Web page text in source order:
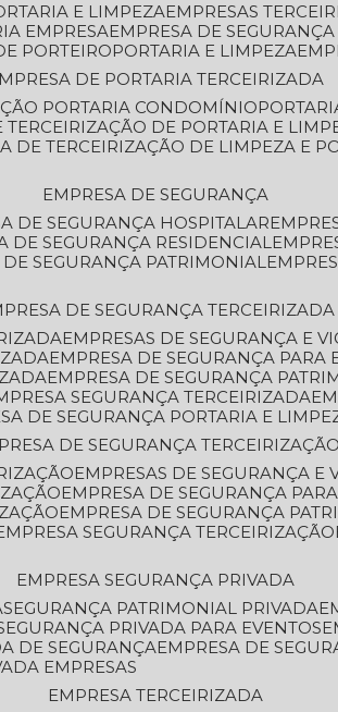
E LIMPEZA
EMPRESAS
EMPRESA
EMPRESA DE
PORTEIRO PORTARIA E LIMPEZA
EMPRESA DE PORTARIA TERCEIRIZADA
PORTARIA CONDOMÍNIO
TERCEIRIZAÇÃO DE PORTARIA E
DE TERCEIRIZAÇÃO DE LIMPEZA E
EMPRESA DE SEGURANÇA
DE SEGURANÇA HOSPITALAR
DE SEGURANÇA RESIDENCIAL
DE SEGURANÇA PATRIMONIAL
DE SEGURANÇA TERCEIRIZADA
EMPRESAS DE SEGURANÇA E
EMPRESA DE SEGURANÇA
EMPRESA DE SEGURANÇA
SEGURANÇA TERCEIRIZADA
DE SEGURANÇA PORTARIA E
DE SEGURANÇA TERCEIRIZAÇÃO
EMPRESAS DE SEGURANÇA
EMPRESA DE SEGURANÇA
EMPRESA DE SEGURANÇA
EMPRESA SEGURANÇA TERCEIRIZAÇÃO
EMPRESA SEGURANÇA PRIVADA
SEGURANÇA PATRIMONIAL PRIVADA
PRIVADA PARA EVENTOS
DE SEGURANÇA
EMPRESA DE
EMPRESAS
EMPRESA TERCEIRIZADA